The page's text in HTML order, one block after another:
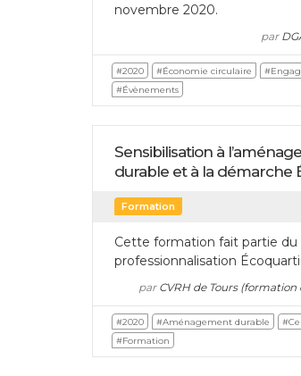
novembre 2020.
par
#2020 #Économie circulaire
#Évènements
Sensibilisation à
durable et à la démarche
Formation
Cette formation fait partie du
professionnalisation
parCVRH de Tours (formation
#2020 #Aménagement durable
#Formation